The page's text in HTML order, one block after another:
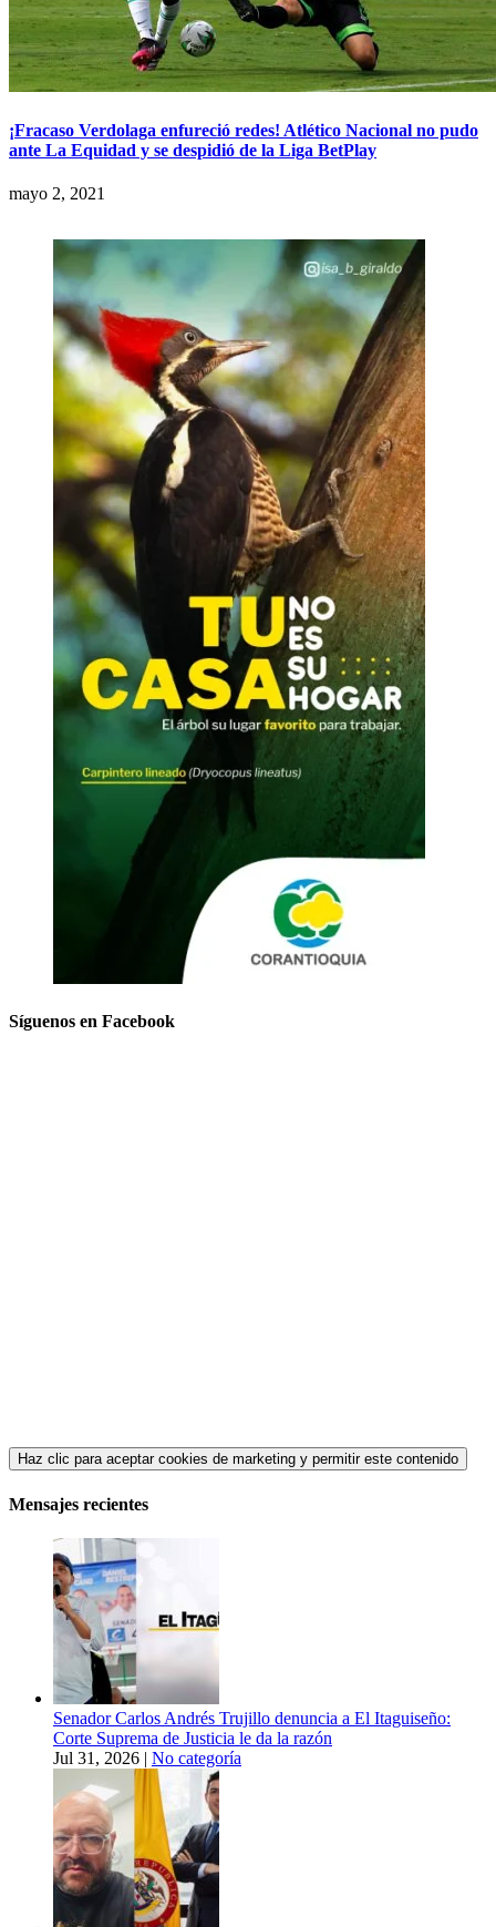
¡Fracaso Verdolaga enfureció redes! Atlético Nacional no pudo
ante La Equidad y se despidió de la Liga BetPlay
mayo 2, 2021
Síguenos en Facebook
Haz clic para aceptar cookies de marketing y permitir este contenido
Mensajes recientes
Senador Carlos Andrés Trujillo denuncia a El Itaguiseño:
Corte Suprema de Justicia le da la razón
Jul 31, 2026 | No categoría